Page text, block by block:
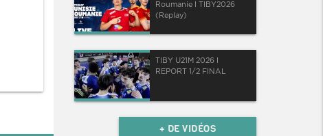
Roumanie I TIBY2026
(Replay)
TIBY U21M 2026 I
REPORT 1/2 FINAL
+ DE VIDÉOS